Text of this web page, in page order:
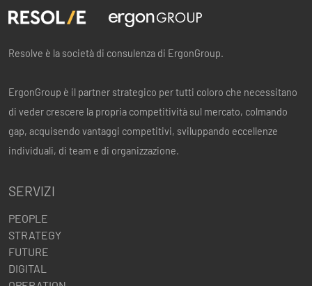
Resolve è la società di consulenza di ErgonGroup.
ErgonGroup è il partner strategico per tutti coloro che necessitano
di veder crescere la propria competitività sul mercato, colmando
gap, acquisendo vantaggi competitivi, sviluppando eccellenze
individuali, di team e di organizzazione.
SERVIZI
PEOPLE
STRATEGY
FUTURE
DIGITAL